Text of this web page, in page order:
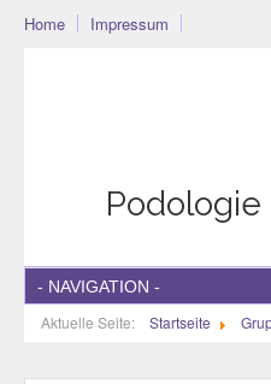
Home Impressum
Podologie
Aktuelle Seite: Startseite